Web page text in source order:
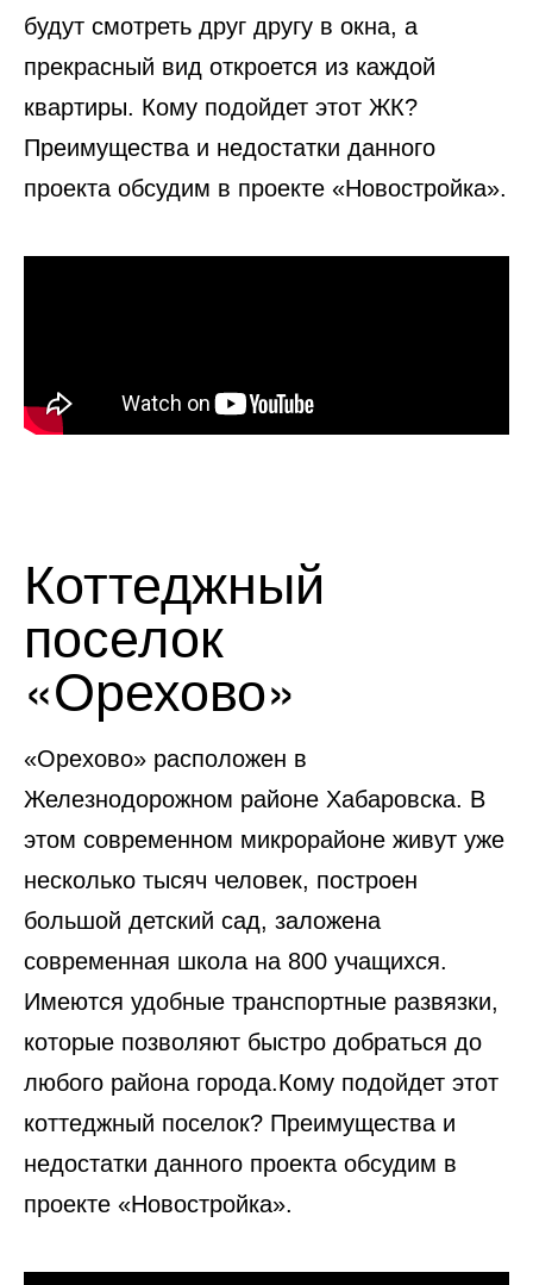
будут смотреть друг другу в окна, а
прекрасный вид откроется из каждой
квартиры. Кому подойдет этот ЖК?
Преимущества и недостатки данного
проекта обсудим в проекте «Новостройка».
Коттеджный
поселок
«Орехово»
«Орехово» расположен в
Железнодорожном районе Хабаровска. В
этом современном микрорайоне живут уже
несколько тысяч человек, построен
большой детский сад, заложена
современная школа на 800 учащихся.
Имеются удобные транспортные развязки,
которые позволяют быстро добраться до
любого района города.Кому подойдет этот
коттеджный поселок? Преимущества и
недостатки данного проекта обсудим в
проекте «Новостройка».